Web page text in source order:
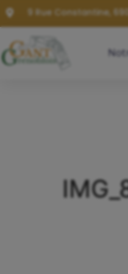
9 Rue Constantine,